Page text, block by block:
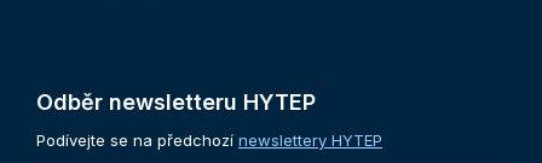
Odběr newsletteru HYTEP
Podívejte se na předchozí newslettery HYTEP